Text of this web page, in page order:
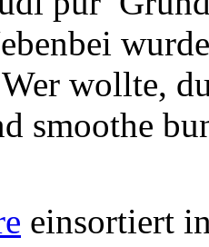
wollte,
smoothe
einsortiert